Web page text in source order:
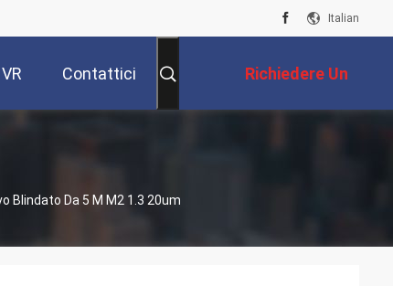
Italian
Contattici Richiedere Un
Preventivo
Blindato Da 5 M M2 1.3 20um